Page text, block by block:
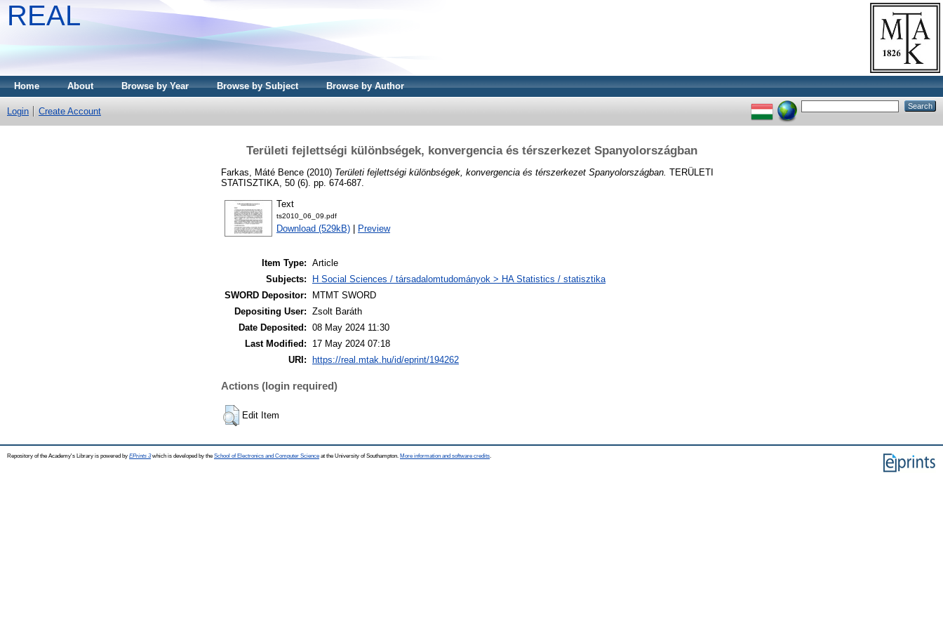
REAL
Home About Browse by Year Browse by Subject Browse by Author
Login Create Account
Területi fejlettségi különbségek, konvergencia és térszerkezet Spanyolországban
Farkas, Máté Bence (2010) Területi fejlettségi különbségek, konvergencia és térszerkezet Spanyolországban. TERÜLETI
STATISZTIKA, 50 (6). pp. 674-687.
Text
ts2010_06_09.pdf
Download (529kB) Preview
Item Type: Article
Subjects:
H Social Sciences / társadalomtudományok > HA Statistics / statisztika
SWORD Depositor:
MTMT SWORD
Depositing User: Zsolt Baráth
Date Deposited: 08 May 2024 11:30
Last Modified:
17 May 2024 07:18
URI:
https://real.mtak.hu/id/eprint/194262
Actions (login required)
Edit Item
Repository of the Academy's Library is powered by EPrints 3which is developed by the School of Electronics and Computer Science at the University of Southampton. More information and software credits